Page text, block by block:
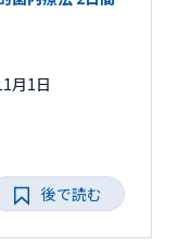
月1日
後で読む